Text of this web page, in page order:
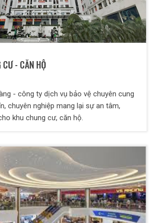
CƯ - CĂN HỘ
- công ty dịch vụ bảo vệ chuyên cung
chuyên nghiệp mang lại sự an tâm,
khu chung cư, căn hộ.